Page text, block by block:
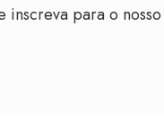
inscreva para o